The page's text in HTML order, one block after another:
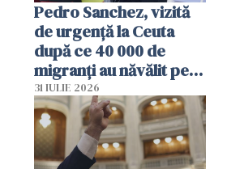
Pedro Sanchez, vizită
de urgență la Ceuta
după ce 40 000 de
migranți au năvălit pe
teritoriul spaniol: „Vom
mobiliza toate
resursele"
31 IULIE 2026